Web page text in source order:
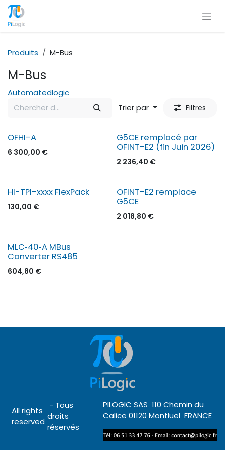
Se rendre au contenu
Produits M-Bus
M-Bus
Automatedlogic
Trier par
Filtres
OFHI-A
6 300,00 €
G5CE remplacé par
OFINT-E2 (fin Juin 2026)
2 236,40 €
HI-TPI-xxxx FlexPack
130,00 €
OFINT-E2 remplace
G5CE
2 018,80 €
MLC‑40‑A MBus
Converter RS485
604,80 €
All rights
reserved
- Tous
droits
réservés
PILOGIC SAS 110 Chemin du
Calice 01120 Montluel FRANCE